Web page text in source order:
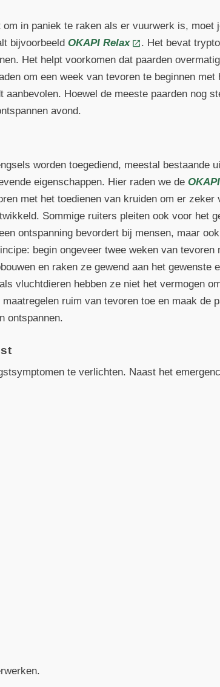
in paniek te raken als er vuurwerk is, moet
bijvoorbeeldOKAPI Relax
. Het bevat
Het helpt voorkomen dat paarden
om een week van tevoren te beginnen met
Hoewel de meeste paarden nog
avond.
worden toegediend, meestal bestaande
eigenschappen. Hier raden we de
met het toedienen van kruiden om er zeker
Sommige ruiters pleiten ook voor het
ontspanning bevordert bij mensen, maar
begin ongeveer twee weken van tevoren
en raken ze gewend aan het gewenste
vluchtdieren hebben ze niet het vermogen
ruim van tevoren toe en maak de
ontspannen.
te verlichten. Naast het